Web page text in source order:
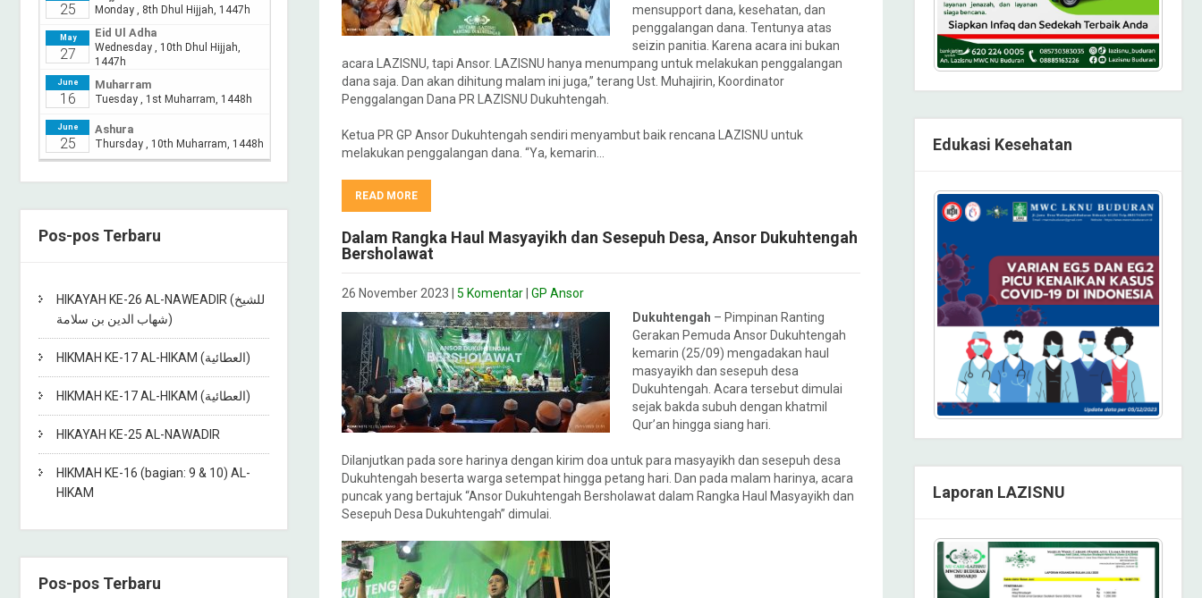
Pos-pos Terbaru
HIKAYAH KE-26 AL-NAWEADIR (للشيخ
شهاب الدين بن سلامة)
HIKMAH KE-17 AL-HIKAM (العطائية)
HIKMAH KE-17 AL-HIKAM (العطائية)
HIKAYAH KE-25 AL-NAWADIR
HIKMAH KE-16 (bagian: 9 & 10) AL-
HIKAM
Pos-pos Terbaru
mensupport dana, kesehatan, dan
penggalangan dana. Tentunya atas
seizin panitia. Karena acara ini bukan
acara LAZISNU, tapi Ansor. LAZISNU hanya menumpang untuk melakukan penggalangan
dana saja. Dan akan dihitung malam ini juga,” terang Ust. Muhajirin, Koordinator
Penggalangan Dana PR LAZISNU Dukuhtengah.
Ketua PR GP Ansor Dukuhtengah sendiri menyambut baik rencana LAZISNU untuk
melakukan penggalangan dana. “Ya, kemarin…
READ MORE
Dalam Rangka Haul Masyayikh dan Sesepuh Desa, Ansor Dukuhtengah
Bersholawat
26 November 2023 5 Komentar GP Ansor
Dukuhtengah – Pimpinan Ranting
Gerakan Pemuda Ansor Dukuhtengah
kemarin (25/09) mengadakan haul
masyayikh dan sesepuh desa
Dukuhtengah. Acara tersebut dimulai
sejak bakda subuh dengan khatmil
Qur’an hingga siang hari.
Dilanjutkan pada sore harinya dengan kirim doa untuk para masyayikh dan sesepuh desa
Dukuhtengah beserta warga setempat hingga petang hari. Dan pada malam harinya, acara
puncak yang bertajuk “Ansor Dukuhtengah Bersholawat dalam Rangka Haul Masyayikh dan
Sesepuh Desa Dukuhtengah” dimulai.
Edukasi Kesehatan
Laporan LAZISNU